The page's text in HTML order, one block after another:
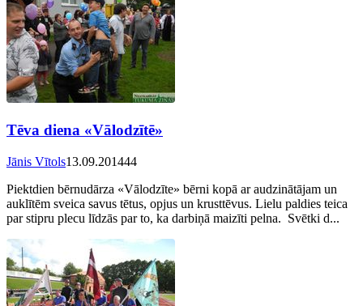
Tēva diena «Vālodzītē»
Jānis Vītols13.09.201444
Piektdien bērnudārza «Vālodzīte» bērni kopā ar audzinātājam un
auklītēm sveica savus tētus, opjus un krusttēvus. Lielu paldies teica
par stipru plecu līdzās par to, ka darbiņā maizīti pelna. Svētki d...